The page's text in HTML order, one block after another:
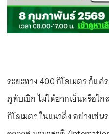
ระยะทาง 400 กิโลเมตร ก็แค่
ภูทับเบิก ไม่ได้ยากเย็นหรือไก
กิโลเมตร ในแนวดิ่ง อย่างเช่